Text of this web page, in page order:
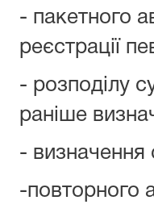
- пакетного
реєстрації
- розподілу
раніше
- визначення
-повторного